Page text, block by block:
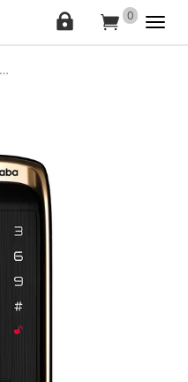
購 0
會